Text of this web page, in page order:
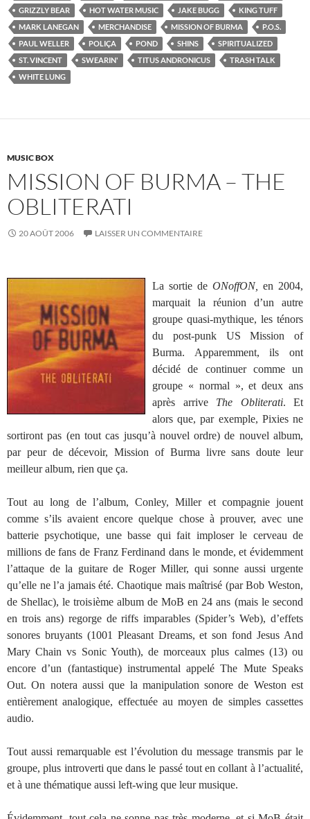
GRIZZLY BEAR
HOT WATER MUSIC JAKE BUGG
KING TUFF
MARK LANEGAN
MERCHANDISE MISSION OF BURMA
P.O.S.
PAUL WELLER
POLIÇA POND SHINS
SPIRITUALIZED
ST. VINCENT
SWEARIN' TITUS ANDRONICUS
TRASH TALK
WHITE LUNG
MUSIC BOX
MISSION OF BURMA – THE
OBLITERATI
20 AOÛT 2006 LAISSER UN COMMENTAIRE
La sortie de ONoffON, en 2004,
marquait la réunion d’un autre
groupe quasi-mythique, les ténors
du post-punk US Mission of
Burma. Apparemment, ils ont
décidé de continuer comme un
groupe « normal », et deux ans
après arrive The Obliterati. Et
alors que, par exemple, Pixies ne
sortiront pas (en tout cas jusqu’à nouvel ordre) de nouvel album,
par peur de décevoir, Mission of Burma livre sans doute leur
meilleur album, rien que ça.
Tout au long de l’album, Conley, Miller et compagnie jouent
comme s’ils avaient encore quelque chose à prouver, avec une
batterie psychotique, une basse qui fait imploser le cerveau de
millions de fans de Franz Ferdinand dans le monde, et évidemment
l’attaque de la guitare de Roger Miller, qui sonne aussi urgente
qu’elle ne l’a jamais été. Chaotique mais maîtrisé (par Bob Weston,
de Shellac), le troisième album de MoB en 24 ans (mais le second
en trois ans) regorge de riffs imparables (Spider’s Web), d’effets
sonores bruyants (1001 Pleasant Dreams, et son fond Jesus And
Mary Chain vs Sonic Youth), de morceaux plus calmes (13) ou
encore d’un (fantastique) instrumental appelé The Mute Speaks
Out. On notera aussi que la manipulation sonore de Weston est
entièrement analogique, effectuée au moyen de simples cassettes
audio.
Tout aussi remarquable est l’évolution du message transmis par le
groupe, plus introverti que dans le passé tout en collant à l’actualité,
et à une thématique aussi left-wing que leur musique.